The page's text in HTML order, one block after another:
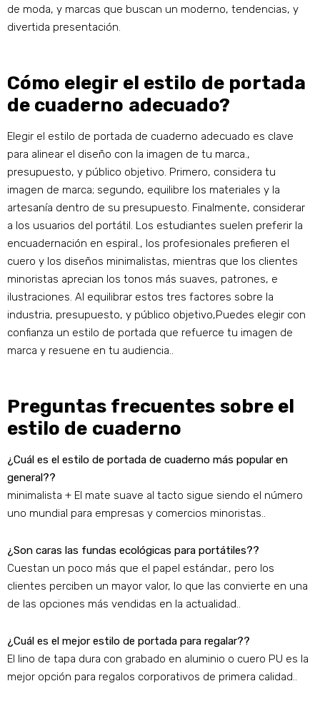
de moda, y marcas que buscan un moderno, tendencias, y
divertida presentación.
Cómo elegir el estilo de portada
de cuaderno adecuado?
Elegir el estilo de portada de cuaderno adecuado es clave
para alinear el diseño con la imagen de tu marca.,
presupuesto, y público objetivo. Primero, considera tu
imagen de marca; segundo, equilibre los materiales y la
artesanía dentro de su presupuesto. Finalmente, considerar
a los usuarios del portátil. Los estudiantes suelen preferir la
encuadernación en espiral., los profesionales prefieren el
cuero y los diseños minimalistas, mientras que los clientes
minoristas aprecian los tonos más suaves, patrones, e
ilustraciones. Al equilibrar estos tres factores sobre la
industria, presupuesto, y público objetivo,Puedes elegir con
confianza un estilo de portada que refuerce tu imagen de
marca y resuene en tu audiencia..
Preguntas frecuentes sobre el
estilo de cuaderno
¿Cuál es el estilo de portada de cuaderno más popular en
general??
minimalista + El mate suave al tacto sigue siendo el número
uno mundial para empresas y comercios minoristas..
¿Son caras las fundas ecológicas para portátiles??
Cuestan un poco más que el papel estándar., pero los
clientes perciben un mayor valor, lo que las convierte en una
de las opciones más vendidas en la actualidad..
¿Cuál es el mejor estilo de portada para regalar??
El lino de tapa dura con grabado en aluminio o cuero PU es la
mejor opción para regalos corporativos de primera calidad..